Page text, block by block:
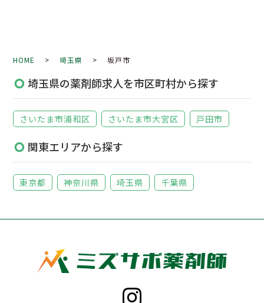
HOME >埼玉県 > 坂戸市
埼玉県の薬剤師求人を市区町村から探す
さいたま市浦和区 さいたま市大宮区 戸田市
関東エリアから探す
東京都 神奈川県 埼玉県 千葉県